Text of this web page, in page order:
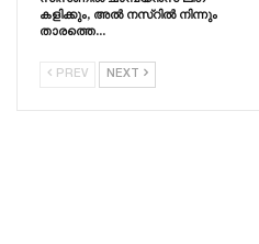
കളിക്കും, അൽ നസ്റിൽ നിന്നും
താരത്തെ…
PREV NEXT